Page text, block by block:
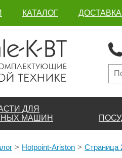
КАТАЛОГ
ДЛЯ
МАШИН
Hotpoint-Ariston Страница